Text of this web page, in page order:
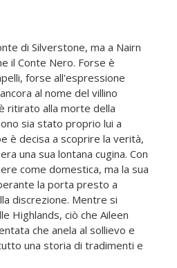
di Silverstone, ma a Nairn
il Conte Nero. Forse è
forse all'espressione
al nome del villino
ritirato alla morte della
sia stato proprio lui a
è decisa a scoprire la verità,
una sua lontana cugina. Con
come domestica, ma la sua
la porta presto a
discrezione. Mentre si
Highlands, ciò che Aileen
che anela al sollievo e
una storia di tradimenti e